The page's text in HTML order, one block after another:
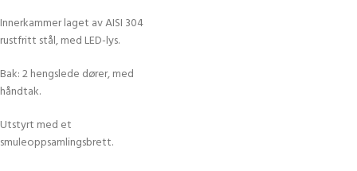
Innerkammer laget av AISI 304
rustfritt stål, med LED-lys.
Bak: 2 hengslede dører, med
håndtak.
Utstyrt med et
smuleoppsamlingsbrett.